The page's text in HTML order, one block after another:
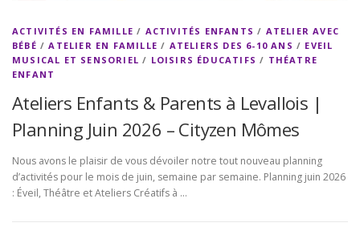
ACTIVITÉS EN FAMILLE / ACTIVITÉS ENFANTS / ATELIER AVEC
BÉBÉ /ATELIER EN FAMILLE / ATELIERS DES 6-10 ANS / EVEIL
MUSICAL ET SENSORIEL / LOISIRS ÉDUCATIFS / THÉATRE
ENFANT
Ateliers Enfants & Parents à Levallois |
Planning Juin 2026 – Cityzen Mômes
Nous avons le plaisir de vous dévoiler notre tout nouveau planning
d’activités pour le mois de juin, semaine par semaine. Planning juin 2026
: Éveil, Théâtre et Ateliers Créatifs à …